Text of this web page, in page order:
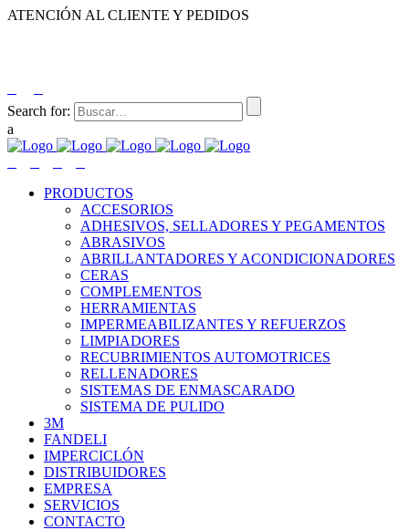
ATENCIÓN AL CLIENTE Y PEDIDOS
Search for:
PRODUCTOS
ACCESORIOS
ADHESIVOS, SELLADORES Y PEGAMENTOS
ABRASIVOS
ABRILLANTADORES Y ACONDICIONADORES
CERAS
COMPLEMENTOS
HERRAMIENTAS
IMPERMEABILIZANTES Y REFUERZOS
LIMPIADORES
RECUBRIMIENTOS AUTOMOTRICES
RELLENADORES
SISTEMAS DE ENMASCARADO
SISTEMA DE PULIDO
3M
FANDELI
IMPERCICLÓN
DISTRIBUIDORES
EMPRESA
SERVICIOS
CONTACTO